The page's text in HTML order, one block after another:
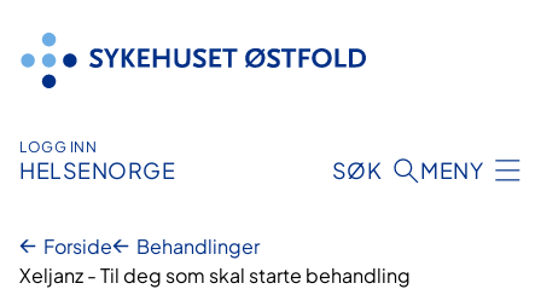
innhold
LOGG INN
HELSENORGE SØK MENY
Forside
Behandlinger
Xeljanz - Til deg som skal starte behandling